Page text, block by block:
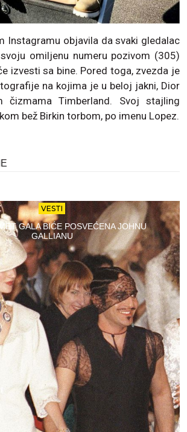
Instagramu objavila da svaki gledalac
omiljenu numeru pozivom (305)
izvesti sa bine. Pored toga, zvezda je
na kojima je u beloj jakni, Dior
čizmama Timberland. Svoj stajling
bež Birkin torbom, po imenu Lopez.
VESTI
GALA BIĆE POSVEĆENA JOHNU
GALLIANU